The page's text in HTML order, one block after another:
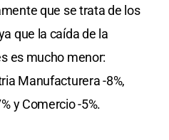
que se trata de los
que la caída de la
es mucho menor:
Manufacturera -8%,
y Comercio -5%.